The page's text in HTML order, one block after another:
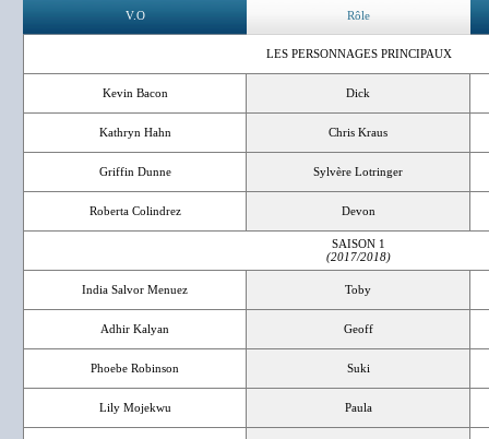
V.O Rôle
LES PERSONNAGES PRINCIPAUX
Kevin Bacon Dick
Kathryn Hahn Chris Kraus
Griffin Dunne Sylvère Lotringer
Roberta Colindrez Devon
SAISON 1
(2017/2018)
India Salvor Menuez Toby
Adhir Kalyan Geoff
Phoebe Robinson Suki
Lily Mojekwu Paula